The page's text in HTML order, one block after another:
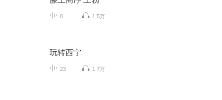
8 1.5万
玩转西宁
23 1.7万